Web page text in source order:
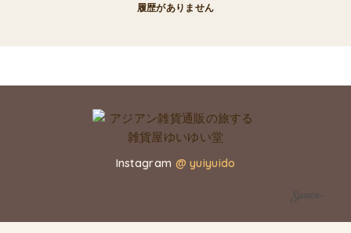
履歴がありません
Instagram @ yuiyuido